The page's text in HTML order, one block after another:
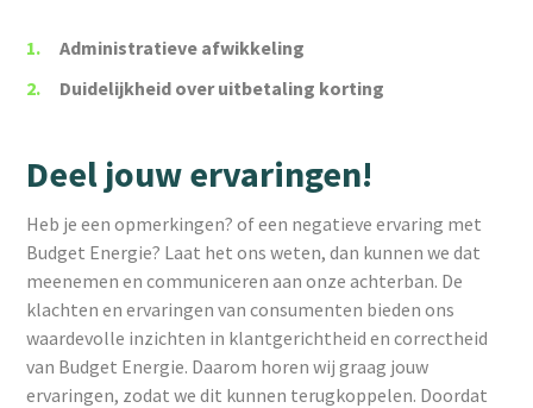
Administratieve afwikkeling
Duidelijkheid over uitbetaling korting
Deel jouw ervaringen!
Heb je een opmerkingen? of een negatieve ervaring met
Budget Energie? Laat het ons weten, dan kunnen we dat
meenemen en communiceren aan onze achterban. De
klachten en ervaringen van consumenten bieden ons
waardevolle inzichten in klantgerichtheid en correctheid
van Budget Energie. Daarom horen wij graag jouw
ervaringen, zodat we dit kunnen terugkoppelen. Doordat